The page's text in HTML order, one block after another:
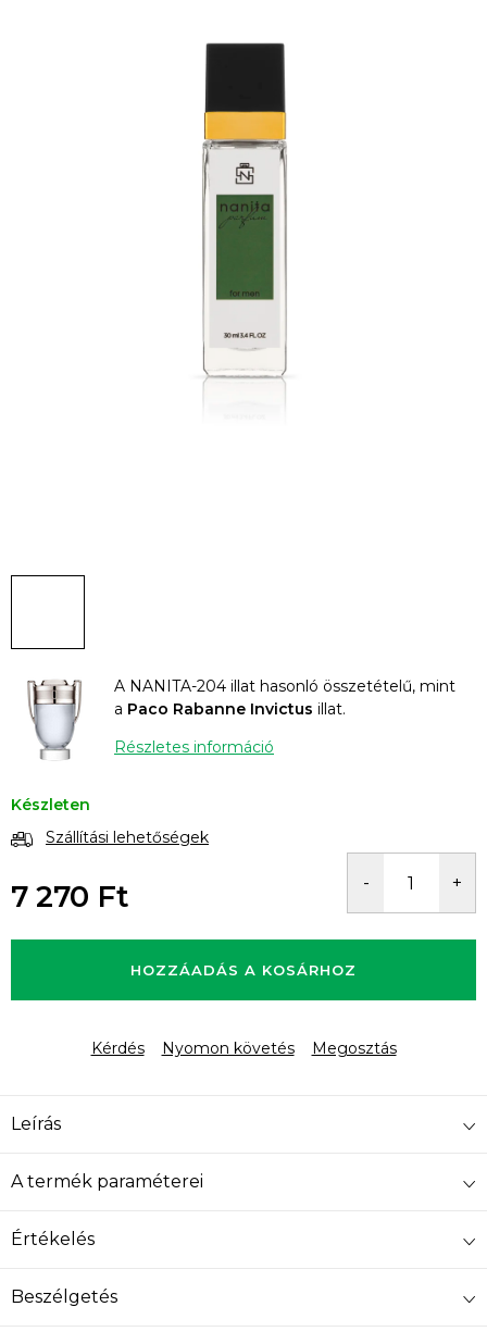
A NANITA-204 illat hasonló összetételű, mint
a Paco Rabanne Invictus illat.
Részletes információ
Készleten
Szállítási lehetőségek
7 270 Ft
HOZZÁADÁS A KOSÁRHOZ
Kérdés Nyomon követés Megosztás
Leírás
A termék paraméterei
Értékelés
Beszélgetés